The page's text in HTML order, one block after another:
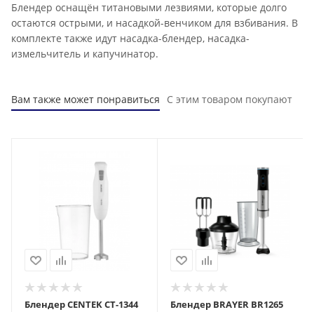
Блендер оснащён титановыми лезвиями, которые долго
остаются острыми, и насадкой-венчиком для взбивания. В
комплекте также идут насадка-блендер, насадка-
измельчитель и капучинатор.
Вам также может понравиться С этим товаром покупают
Блендер CENTEK CT-1344 Блендер BRAYER BR1265